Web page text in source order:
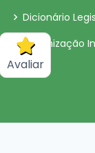
Avaliar
Dicionário
Organização